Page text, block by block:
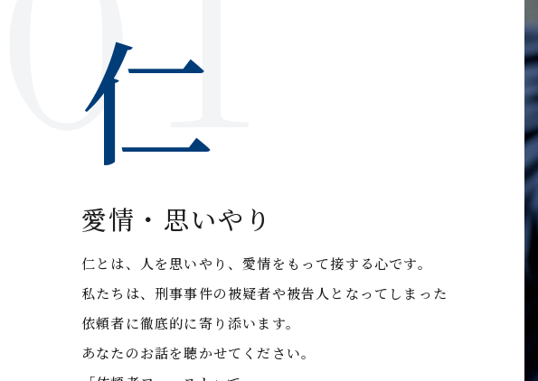
仁
愛情・思いやり
仁とは、人を思いやり、愛情をもって接する心です。
私たちは、刑事事件の被疑者や被告人となってしまった
依頼者に徹底的に寄り添います。
あなたのお話を聴かせてください。